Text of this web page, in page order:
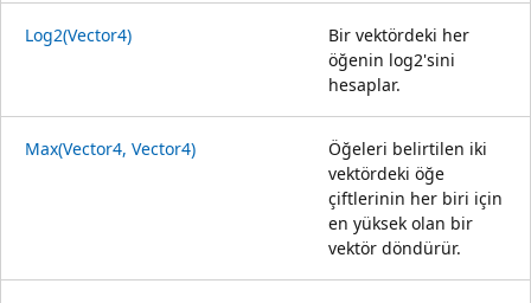
Log2(Vector4)
Bir vektördeki her
öğenin log2'sini
hesaplar.
Max(Vector4, Vector4)
Öğeleri belirtilen iki
vektördeki öğe
çiftlerinin her biri için
en yüksek olan bir
vektör döndürür.